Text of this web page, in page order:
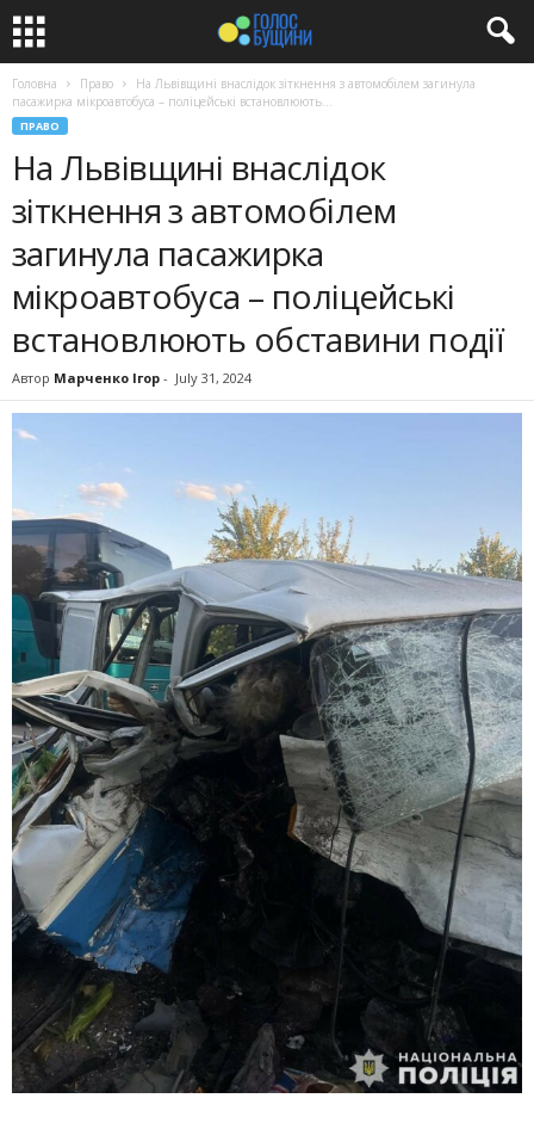
Головна Право
На Львівщині внаслідок зіткнення з автомобілем загинула
пасажирка мікроавтобуса – поліцейські встановлюють...
ПРАВО
На Львівщині внаслідок
зіткнення з автомобілем
загинула пасажирка
мікроавтобуса – поліцейські
встановлюють обставини події
Автор Марченко Ігор - July 31, 2024